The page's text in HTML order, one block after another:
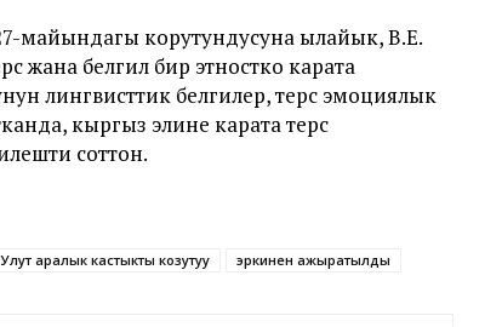
майындагы корутундусуна ылайык, В.Е.
жана белгилүү бир этностко карата
лингвисттик белгилер, терс эмоциялык
кыргыз элине карата терс
соттон.
Улут аралык кастыкты козутуу эркинен ажыратылды